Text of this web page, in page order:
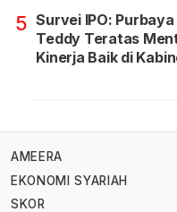
5 Survei IPO: Purbaya
Teddy Teratas
Kinerja Baik di
AMEERA
EKONOMI SYARIAH
SKOR